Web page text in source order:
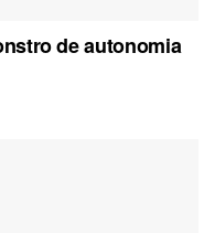
de autonomia